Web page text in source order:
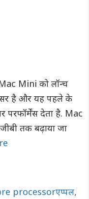
Mini को लॉन्च
है और यह पहले के
परफॉर्मेंस देता है. Mac
तक बढ़ाया जा
processorएप्पल,